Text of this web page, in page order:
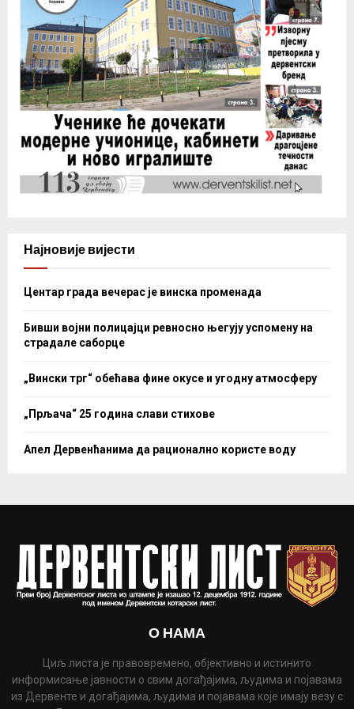
Најновије вијести
Центар града вечерас је винска променада
Бивши војни полицајци ревносно његују успомену на
страдале саборце
„Вински трг“ обећава фине окусе и угодну атмосферу
„Прљача“ 25 година слави стихове
Апел Дервенћанима да рационално користе воду
О НАМА
Циљ листа је правовремено, објективно и истинито
информисање јавности о свим догађајима, људима и појавама
из Дервенте и догађајима, људима и појавама које имају везу с